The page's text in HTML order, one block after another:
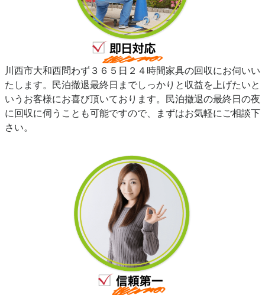
川西市大和西問わず３６５日２４時間家具の回収にお伺いい
たします。民泊撤退最終日までしっかりと収益を上げたいと
いうお客様にお喜び頂いております。民泊撤退の最終日の夜
に回収に伺うことも可能ですので、まずはお気軽にご相談下
さい。